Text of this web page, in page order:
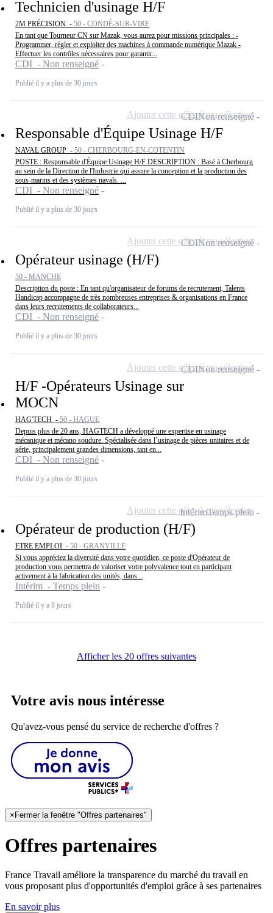
Technicien d'usinage H/F
2M PRÉCISION - 50 - CONDÉ-SUR-VIRE
En tant que Tourneur CN sur Mazak, vous aurez pour missions principales : -
Programmer, régler et exploiter des machines à commande numérique Mazak -
Effectuer les contrôles nécessaires pour garantir...
CDI - Non renseigné
Publié il y a plus de 30 jours
Responsable d'Équipe Usinage H/F
NAVAL GROUP - 50 - CHERBOURG-EN-COTENTIN
POSTE : Responsable d'Équipe Usinage H/F DESCRIPTION : Basé à Cherbourg
au sein de la Direction de l'Industrie qui assure la conception et la production des
sous-marins et des systèmes navals. ...
CDI - Non renseigné
Publié il y a plus de 30 jours
CDINon renseigné
Ajouter cette offre à ma sélection
Opérateur usinage (H/F)
50 - MANCHE
Description du poste : En tant qu'organisateur de forums de recrutement, Talents
Handicap accompagne de très nombreuses entreprises & organisations en France
dans leurs recrutements de collaborateurs...
CDI - Non renseigné
Publié il y a plus de 30 jours
CDINon renseigné
Ajouter cette offre à ma sélection
H/F -Opérateurs Usinage sur
MOCN
HAG'TECH - 50 - HAGUE
Depuis plus de 20 ans, HAGTECH a développé une expertise en usinage
mécanique et mécano soudure. Spécialisée dans l’usinage de pièces unitaires et de
série, principalement grandes dimensions, tant en...
CDI - Non renseigné
Publié il y a plus de 30 jours
CDINon renseigné
Ajouter cette offre à ma sélection
Opérateur de production (H/F)
ETRE EMPLOI - 50 - GRANVILLE
Si vous appréciez la diversité dans votre quotidien, ce poste d'Opérateur de
production vous permettra de valoriser votre polyvalence tout en participant
activement à la fabrication des unités, dans...
Intérim - Temps plein
Publié il y a 8 jours
IntérimTemps plein
Ajouter cette offre à ma sélection
Afficher les 20 offres suivantes
Votre avis nous intéresse
Qu'avez-vous pensé du service de recherche d'offres ?
×Fermer la fenêtre "Offres partenaires"
Offres partenaires
France Travail améliore la transparence du marché du travail en
vous proposant plus d'opportunités d'emploi grâce à ses partenaires
En savoir plus